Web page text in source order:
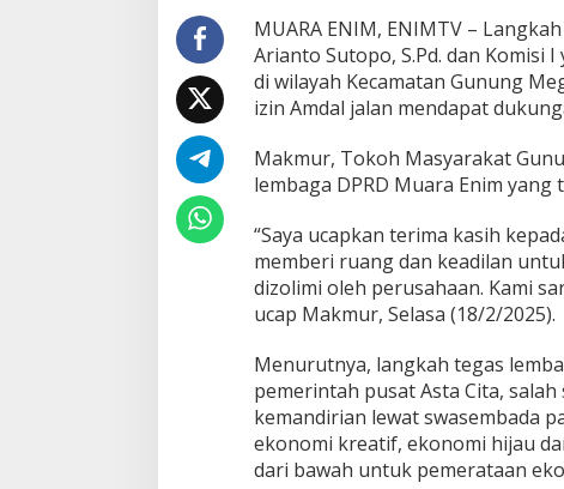
u
a
a
E
i
m
T
t
u
p
P
T
M
K
,
B
e
r
MUARA ENIM, ENIMTV –
Arianto Sutopo, S.Pd. dan Komisi
di wilayah Kecamatan Gunung
izin Amdal jalan mendapat
Makmur, Tokoh Masyarakat
lembaga DPRD Muara Enim
“Saya ucapkan terima kasih
memberi ruang dan keadilan
dizolimi oleh perusahaan. Kami
ucap Makmur, Selasa (18/2/2025).
Menurutnya, langkah tegas
pemerintah pusat Asta Cita,
kemandirian lewat swasembada
ekonomi kreatif, ekonomi hijau
dari bawah untuk pemerataan